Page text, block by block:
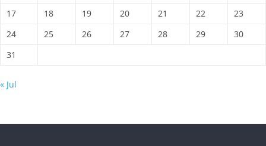
17
18 19 20 21 22
23
24
25 26 27 28 29
30
31
« Jul